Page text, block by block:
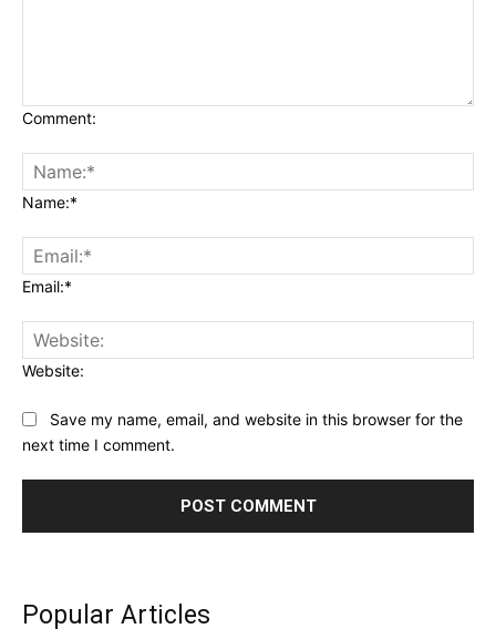
Comment:
Name:*
Email:*
Website:
Save my name, email, and website in this browser for the
next time I comment.
Popular Articles